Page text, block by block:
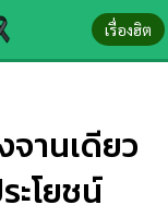
เรื่องฮิต
านเดียว
ะโยชน์